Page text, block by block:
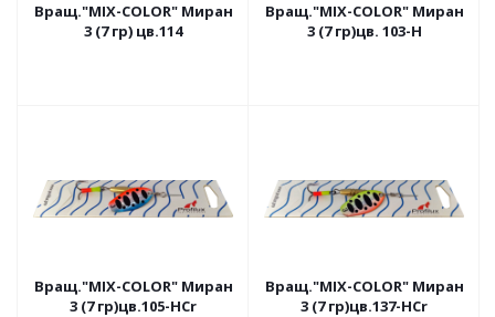
Вращ."MIX-COLOR" Миран
3 (7 гр) цв.114
Вращ."MIX-COLOR" Миран
3 (7 гр)цв. 103-H
Вращ."MIX-COLOR" Миран
3 (7 гр)цв.105-HCr
Вращ."MIX-COLOR" Миран
3 (7 гр)цв.137-HCr